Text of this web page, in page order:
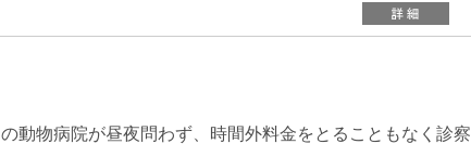
動物病院が昼夜問わず、時間外料金をとることもなく診察